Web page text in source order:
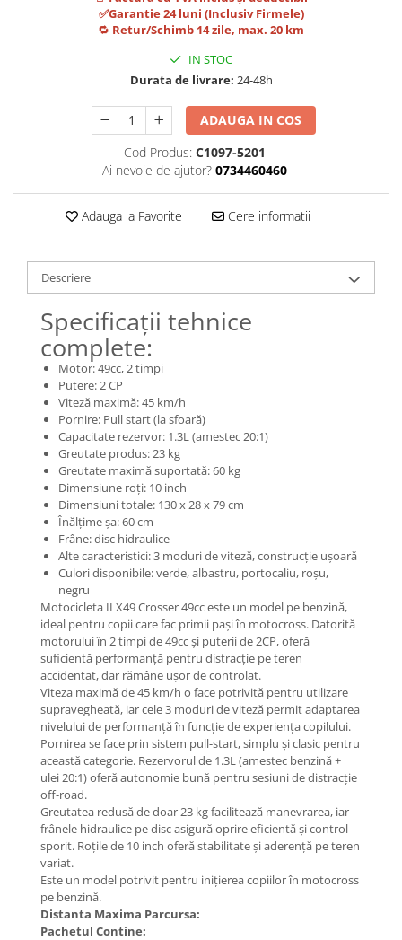
Valve & extensii
Acceleratoare & comenzi
Lumini / iluminare
Cabluri motoare
Senzori Hall
Controlere & Conversoare DC/DC
Încărcătoare
Prize de încărcare
Cabluri pentru baterii
Componente baterii
Localizatoare GPS
Mecanică
Furci / mânere principale &
secundare
Pliere, pasadores & tije
Crickuri / suporturi parcare
Suspensii & amortizoare
Rulmenți
Transmisii & lanțuri
Claxoane / sonerii (timbres)
Frâne
Discuri de frana
Plăcuțe de frână
Etrieri
Cabluri de frână
Manete de frână
Consumabile & Unelte
Conectori
Organizatoare cabluri
Unelte & truse
Adezivi & pastă termoconductoare
Rulouri de nichel
Tuburi termocontractabile
Șuruburi / kituri prindere
✅Garantie 24 luni (Inclusiv Firmele)
🔁 Retur/Schimb 14 zile, max. 20 km
IN STOC
Durata de livrare: 24-48h
ADAUGA IN COS
Cod Produs: C1097-5201
Ai nevoie de ajutor? 0734460460
Adauga la Favorite Cere informatii
Descriere
Specificații tehnice
complete:
Motor: 49cc, 2 timpi
Putere: 2 CP
Viteză maximă: 45 km/h
Pornire: Pull start (la sfoară)
Capacitate rezervor: 1.3L (amestec 20:1)
Greutate produs: 23 kg
Greutate maximă suportată: 60 kg
Dimensiune roți: 10 inch
Dimensiuni totale: 130 x 28 x 79 cm
Înălțime șa: 60 cm
Frâne: disc hidraulice
Alte caracteristici: 3 moduri de viteză, construcție ușoară
Culori disponibile: verde, albastru, portocaliu, roșu,
negru
Motocicleta ILX49 Crosser 49cc este un model pe benzină,
ideal pentru copii care fac primii pași în motocross. Datorită
motorului în 2 timpi de 49cc și puterii de 2CP, oferă
suficientă performanță pentru distracție pe teren
accidentat, dar rămâne ușor de controlat.
Viteza maximă de 45 km/h o face potrivită pentru utilizare
supravegheată, iar cele 3 moduri de viteză permit adaptarea
nivelului de performanță în funcție de experiența copilului.
Pornirea se face prin sistem pull-start, simplu și clasic pentru
această categorie. Rezervorul de 1.3L (amestec benzină +
ulei 20:1) oferă autonomie bună pentru sesiuni de distracție
off-road.
Greutatea redusă de doar 23 kg facilitează manevrarea, iar
frânele hidraulice pe disc asigură oprire eficientă și control
sporit. Roțile de 10 inch oferă stabilitate și aderență pe teren
variat.
Este un model potrivit pentru inițierea copiilor în motocross
pe benzină.
Distanta Maxima Parcursa:
Pachetul Contine: